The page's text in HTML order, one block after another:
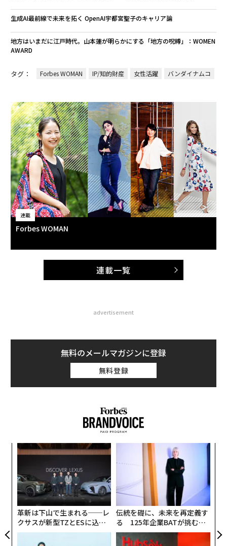
生成AI最前線で未来を拓く OpenAI宇都宮聖子のキャリア論
地方はいまだに江戸時代。山本蓮が明らかにする「地方の呪縛」：WOMEN
AWARD
タグ： Forbes WOMAN IP/知的財産 女性活躍 バンダイナムコ
連載
Forbes WOMAN
連載一覧
advertisement
無料のメールマガジンに登録
無料登録
革新は下山で生まれる──レ
クサスが新型TZとESに込め
た「DISCOVER」の哲学
伝統を礎に、未来を再定義す
る 125年企業BATが挑むス
モークレスな未来